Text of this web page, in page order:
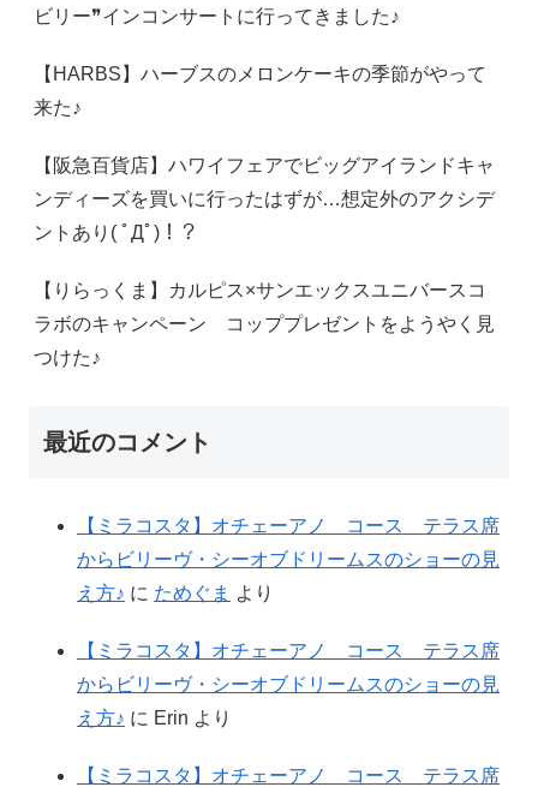
ビリー❞インコンサートに行ってきました♪
【HARBS】ハーブスのメロンケーキの季節がやって
来た♪
【阪急百貨店】ハワイフェアでビッグアイランドキャ
ンディーズを買いに行ったはずが…想定外のアクシデ
ントあり( ﾟДﾟ)！？
【りらっくま】カルピス×サンエックスユニバースコ
ラボのキャンペーン コッププレゼントをようやく見
つけた♪
最近のコメント
【ミラコスタ】オチェーアノ コース テラス席
からビリーヴ・シーオブドリームスのショーの見
え方♪ に ためぐま より
【ミラコスタ】オチェーアノ コース テラス席
からビリーヴ・シーオブドリームスのショーの見
え方♪ に Erin より
【ミラコスタ】オチェーアノ コース テラス席